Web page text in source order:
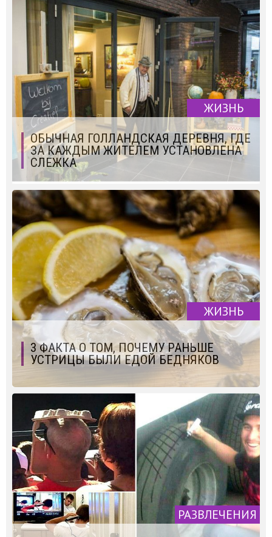
ЖИЗНЬ
ОБЫЧНАЯ ГОЛЛАНДСКАЯ ДЕРЕВНЯ, ГДЕ
ЗА КАЖДЫМ ЖИТЕЛЕМ УСТАНОВЛЕНА
СЛЕЖКА
ЖИЗНЬ
3 ФАКТА О ТОМ, ПОЧЕМУ РАНЬШЕ
УСТРИЦЫ БЫЛИ ЕДОЙ БЕДНЯКОВ
РАЗВЛЕЧЕНИЯ